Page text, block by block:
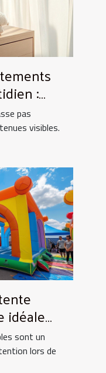
:
pas
visibles.
idéale
sont un
lors de